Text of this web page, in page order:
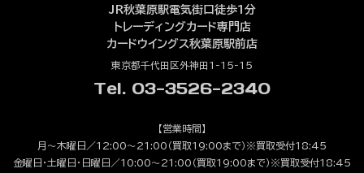
JR秋葉原駅電気街口徒歩1分
トレーディングカード専門店
カードウイングス秋葉原駅前店
東京都千代田区外神田1-15-15
Tel. 03-3526-2340
【営業時間】
月～木曜日／12:00～21:00（買取19:00まで）※買取受付18:45
金曜日・土曜日・日曜日／10:00～21:00（買取19:00まで）※買取受付18:45